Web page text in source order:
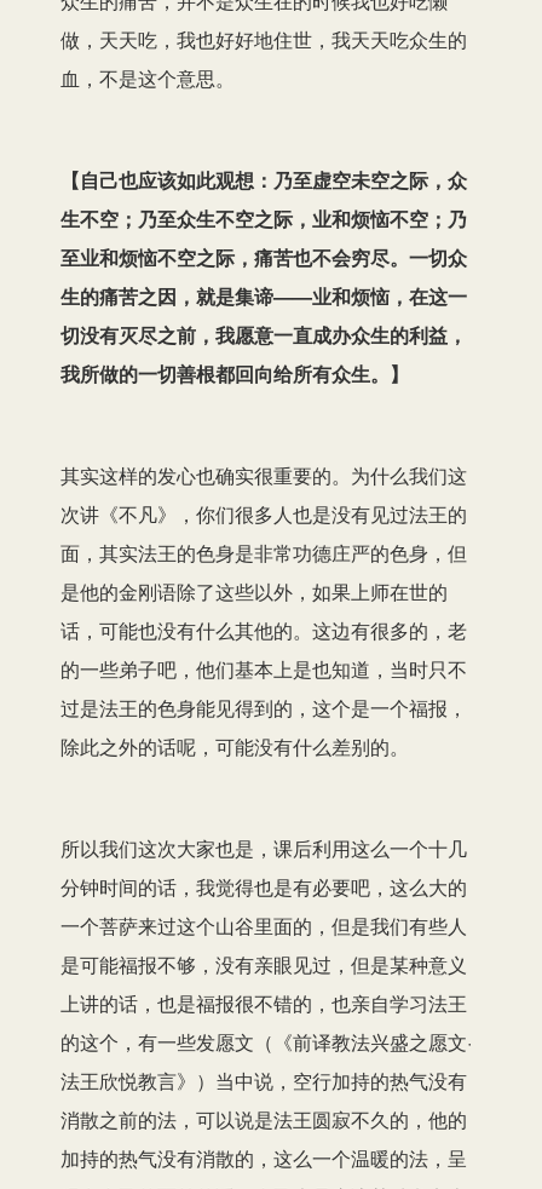
做，天天吃，我也好好地住世，我天天吃众生的
血，不是这个意思。
【自己也应该如此观想：乃至虚空未空之际，众
生不空；乃至众生不空之际，业和烦恼不空；乃
至业和烦恼不空之际，痛苦也不会穷尽。一切众
生的痛苦之因，就是集谛——业和烦恼，在这一
切没有灭尽之前，我愿意一直成办众生的利益，
我所做的一切善根都回向给所有众生。 】
其实这样的发心也确实很重要的。为什么我们这
次讲《不凡》，你们很多人也是没有见过法王的
面，其实法王的色身是非常功德庄严的色身，但
是他的金刚语除了这些以外，如果上师在世的
话，可能也没有什么其他的。这边有很多的，老
的一些弟子吧，他们基本上是也知道，当时只不
过是法王的色身能见得到的，这个是一个福报，
除此之外的话呢，可能没有什么差别的。
所以我们这次大家也是，课后利用这么一个十几
分钟时间的话，我觉得也是有必要吧，这么大的
一个菩萨来过这个山谷里面的，但是我们有些人
是可能福报不够，没有亲眼见过，但是某种意义
上讲的话，也是福报很不错的，也亲自学习法王
的这个，有一些发愿文（《前译教法兴盛之愿文·
法王欣悦教言》）当中说，空行加持的热气没有
消散之前的法，可以说是法王圆寂不久的，他的
加持的热气没有消散的，这么一个温暖的法，呈